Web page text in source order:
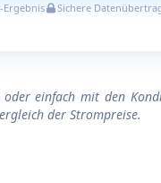
Sichere
einfach mit den
der Strompreise.